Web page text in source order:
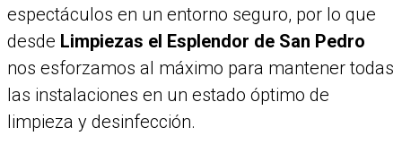
espectáculos en un entorno seguro, por lo que
desde Limpiezas el Esplendor de San Pedro
nos esforzamos al máximo para mantener todas
las instalaciones en un estado óptimo de
limpieza y desinfección.